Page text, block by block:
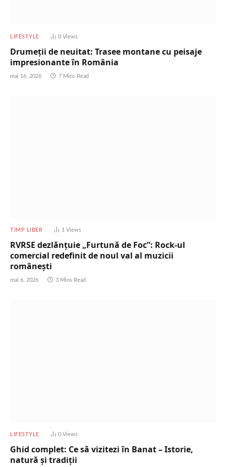
LIFESTYLE 0 Views
Drumeții de neuitat: Trasee montane cu peisaje
impresionante în România
mai 16, 2026 7 Mins Read
TIMP LIBER 1 Views
RVRSE dezlănțuie „Furtună de Foc”: Rock-ul
comercial redefinit de noul val al muzicii
românești
mai 6, 2026 3 Mins Read
LIFESTYLE 0 Views
Ghid complet: Ce să vizitezi în Banat – Istorie,
natură și tradiții